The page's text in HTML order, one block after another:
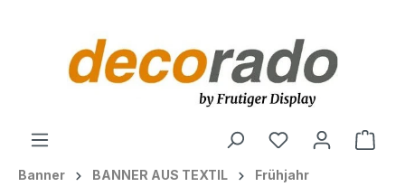
Banner BANNER AUS TEXTIL Frühjahr